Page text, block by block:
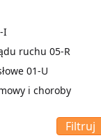
I
ruchu 05-R
01-U
i choroby